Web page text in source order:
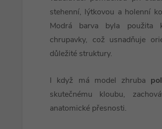
stehenní, lýtkovou a holenní
Modrá barva byla použita
chrupavky, což usnadňuje
důležité struktury.
I když má model zhruba
skutečnému kloubu,
anatomické přesnosti.